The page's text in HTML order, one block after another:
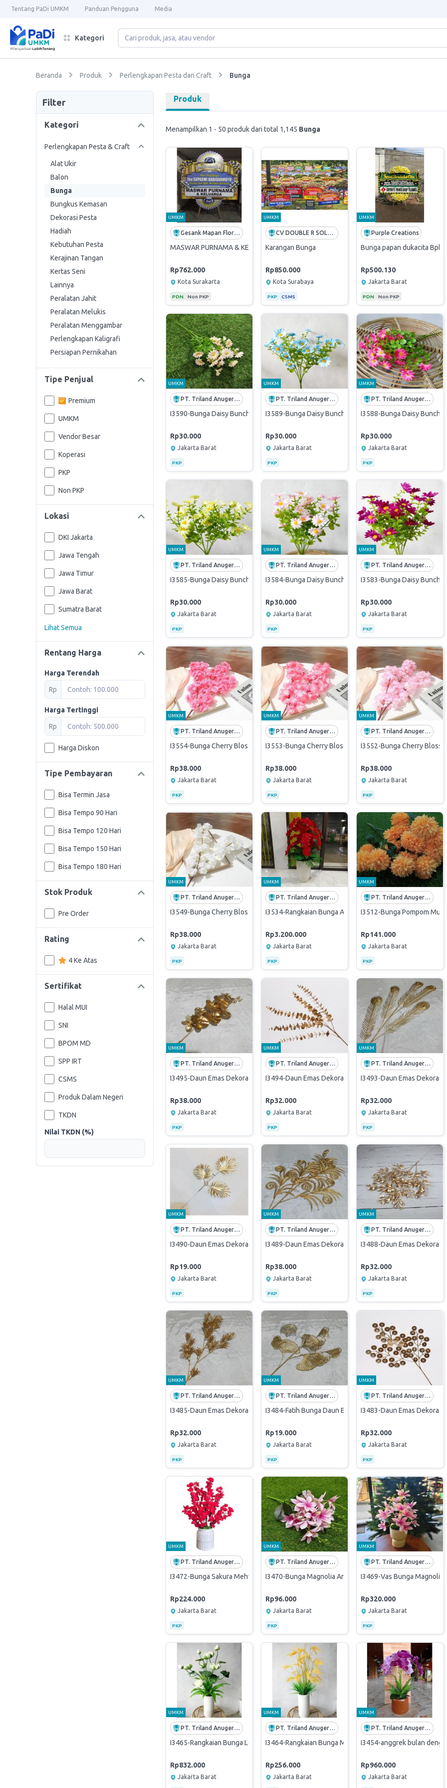
Tentang PaDi UMKM Panduan Pengguna Media
Kategori
Beranda Produk Perlengkapan Pesta dan Craft Bunga
Filter
Kategori
Perlengkapan Pesta & Craft
Alat Ukir
Balon
Bunga
Bungkus Kemasan
Dekorasi Pesta
Hadiah
Kebutuhan Pesta
Kerajinan Tangan
Kertas Seni
Lainnya
Peralatan Jahit
Peralatan Melukis
Peralatan Menggambar
Perlengkapan Kaligrafi
Persiapan Pernikahan
Tipe Penjual
Premium
UMKM
Vendor Besar
Koperasi
PKP
Non PKP
Lokasi
DKI Jakarta
Jawa Tengah
Jawa Timur
Jawa Barat
Sumatra Barat
Lihat Semua
Rentang Harga
Harga Terendah
Rp
Harga Tertinggi
Rp
Harga Diskon
Tipe Pembayaran
Bisa Termin Jasa
Bisa Tempo 90 Hari
Bisa Tempo 120 Hari
Bisa Tempo 150 Hari
Bisa Tempo 180 Hari
Stok Produk
Pre Order
Rating
4 Ke Atas
Sertifikat
Halal MUI
SNI
BPOM MD
SPP IRT
CSMS
Produk Dalam Negeri
TKDN
Nilai TKDN (%)
Produk
Menampilkan 1 - 50 produk dari total 1,145 Bunga
UMKM
Gesank Mapan Florist Solo
MASWAR PURNAMA & KELUARGA - DUKA IBU SUPARMI HADIDARMOYO - 23/07/26
Rp762.000
Kota Surakarta
PDN Non PKP
UMKM
CV DOUBLE R SOLUTIONS
Karangan Bunga
Rp850.000
Kota Surabaya
PKP CSMS
UMKM
Purple Creations
Bunga papan dukacita Bpk
Rp500.130
Jakarta Barat
PDN Non PKP
UMKM
PT. Triland Anugerah Mandiri
I3590-Bunga Daisy Bunch x7 Bunga Hias Plastik Artificial Dekorasi - krem
Rp30.000
Jakarta Barat
PKP
UMKM
PT. Triland Anugerah Mandiri
I3589-Bunga Daisy Bunch x7 Bunga Hias Plastik Artificial
Rp30.000
Jakarta Barat
PKP
UMKM
PT. Triland Anugerah Mandiri
I3588-Bunga Daisy Bunch
Rp30.000
Jakarta Barat
PKP
UMKM
PT. Triland Anugerah Mandiri
I3585-Bunga Daisy Bunch x7 Bunga Hias Plastik Artificial Dekorasi - kuning pudar
Rp30.000
Jakarta Barat
PKP
UMKM
PT. Triland Anugerah Mandiri
I3584-Bunga Daisy Bunch x7 Bunga Hias Plastik Artificial
Rp30.000
Jakarta Barat
PKP
UMKM
PT. Triland Anugerah Mandiri
I3583-Bunga Daisy Bunch
Rp30.000
Jakarta Barat
PKP
UMKM
PT. Triland Anugerah Mandiri
I3554-Bunga Cherry Blossom Artificial 3 Cabang Tinggi 1 Meter Harga Satuan-Full Pink
Rp38.000
Jakarta Barat
PKP
UMKM
PT. Triland Anugerah Mandiri
I3553-Bunga Cherry Blossom Artificial 3 Cabang Tinggi 1
Rp38.000
Jakarta Barat
PKP
UMKM
PT. Triland Anugerah Mandiri
I3552-Bunga Cherry
Rp38.000
Jakarta Barat
PKP
UMKM
PT. Triland Anugerah Mandiri
I3549-Bunga Cherry Blossom Artificial 3 Cabang Tinggi 1 Meter Harga Satuan - PUTIH
Rp38.000
Jakarta Barat
PKP
UMKM
PT. Triland Anugerah Mandiri
I3534-Rangkaian Bunga Anggrek Merah Artificial Tinggi
Rp3.200.000
Jakarta Barat
PKP
UMKM
PT. Triland Anugerah Mandiri
I3512-Bunga Pompom
Rp141.000
Jakarta Barat
PKP
UMKM
PT. Triland Anugerah Mandiri
I3495-Daun Emas Dekorasi Flower Leaf Bunga Gold Cherry Ginkgo - Anggrek Gold
Rp38.000
Jakarta Barat
PKP
UMKM
PT. Triland Anugerah Mandiri
I3494-Daun Emas Dekorasi Flower Leaf Bunga Gold
Rp32.000
Jakarta Barat
PKP
UMKM
PT. Triland Anugerah Mandiri
I3493-Daun Emas
Rp32.000
Jakarta Barat
PKP
UMKM
PT. Triland Anugerah Mandiri
I3490-Daun Emas Dekorasi Flower Leaf Bunga Gold Cherry Ginkgo - Kipas gold
Rp19.000
Jakarta Barat
PKP
UMKM
PT. Triland Anugerah Mandiri
I3489-Daun Emas Dekorasi Flower Leaf Bunga Gold
Rp38.000
Jakarta Barat
PKP
UMKM
PT. Triland Anugerah Mandiri
I3488-Daun Emas
Rp32.000
Jakarta Barat
PKP
UMKM
PT. Triland Anugerah Mandiri
I3485-Daun Emas Dekorasi Flower Leaf Bunga Gold Cherry - neon gold
Rp32.000
Jakarta Barat
PKP
UMKM
PT. Triland Anugerah Mandiri
I3484-Fatih Bunga Daun Emas Dekorasi Flower Leaf
Rp19.000
Jakarta Barat
PKP
UMKM
PT. Triland Anugerah Mandiri
I3483-Daun Emas
Rp32.000
Jakarta Barat
PKP
UMKM
PT. Triland Anugerah Mandiri
I3472-Bunga Sakura Mehwa Hiasan Meja Dengan Vase Putih Elegan untuk Dekorasi
Rp224.000
Jakarta Barat
PKP
UMKM
PT. Triland Anugerah Mandiri
I3470-Bunga Magnolia Artificial Tinggi 50cm-magnolia
Rp96.000
Jakarta Barat
PKP
UMKM
PT. Triland Anugerah Mandiri
I3469-Vas Bunga Magnolia
Rp320.000
Jakarta Barat
PKP
UMKM
PT. Triland Anugerah Mandiri
I3465-Rangkaian Bunga Lotus/Seroja dengan Pot Tinggi 70cm
Rp832.000
Jakarta Barat
UMKM
PT. Triland Anugerah Mandiri
I3464-Rangkaian Bunga Malai Kuning Elegan dengan Pot
Rp256.000
Jakarta Barat
UMKM
PT. Triland Anugerah Mandiri
I3454-anggrek bulan
Rp960.000
Jakarta Barat